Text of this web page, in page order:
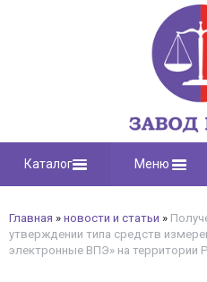
Каталог Меню
Главная » новости и статьи »
утверждении типа средств
электронные ВПЭ» на территории